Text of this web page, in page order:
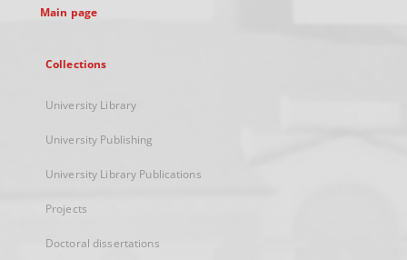
Main page
Collections
University Library
University Publishing
University Library Publications
Projects
Doctoral dissertations